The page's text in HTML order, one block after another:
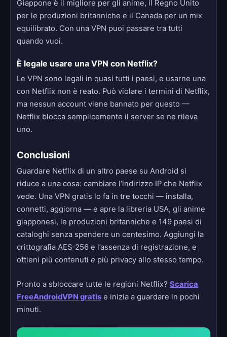
Giappone è il migliore per gli anime, il Regno Unito
per le produzioni britanniche e il Canada per un mix
equilibrato. Con una VPN puoi passare tra tutti
quando vuoi.
È legale usare una VPN con Netflix?
Le VPN sono legali in quasi tutti i paesi, e usarne una
con Netflix non è reato. Può violare i termini di Netflix,
ma nessun account viene bannato per questo —
Netflix blocca semplicemente il server se ne rileva
uno.
Conclusioni
Guardare Netflix di un altro paese su Android si
riduce a una cosa: cambiare l’indirizzo IP che Netflix
vede. Una VPN gratis lo fa in tre tocchi — installa,
connetti, aggiorna — e apre la libreria USA, gli anime
giapponesi, le produzioni britanniche e 149 paesi di
cataloghi senza spendere un centesimo. Aggiungi la
crittografia AES-256 e l’assenza di registrazione, e
ottieni più contenuti e più privacy allo stesso tempo.
Pronto a sbloccare tutte le regioni Netflix? Scarica
FreeAndroidVPN gratis e inizia a guardare in pochi
minuti.